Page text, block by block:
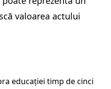
valoarea actului
educației timp de cinci